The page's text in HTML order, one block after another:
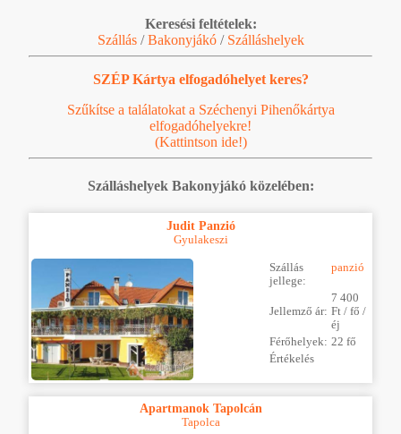
Keresési feltételek:
Szállás/Bakonyjákó/ Szálláshelyek
SZÉP Kártya elfogadóhelyet keres?
Szűkítse a találatokat a Széchenyi Pihenőkártya
elfogadóhelyekre!
(Kattintson ide!)
Szálláshelyek Bakonyjákó közelében:
Judit Panzió
Gyulakeszi
Szállás
jellege:
panzió
Jellemző ár:
7 400
Ft / fő /
éj
Férőhelyek: 22 fő
Értékelés
Apartmanok Tapolcán
Tapolca